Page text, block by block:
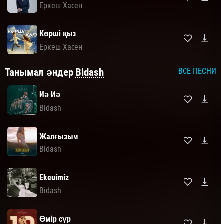
Еркеш Хасен
Көрші қыз
Еркеш Хасен
Танымал әндер Bidash ВСЕ ПЕСНИ
Иә Иә
Bidash
Жалғызым
Bidash
Ekeuimiz
Bidash
Өмір сүр